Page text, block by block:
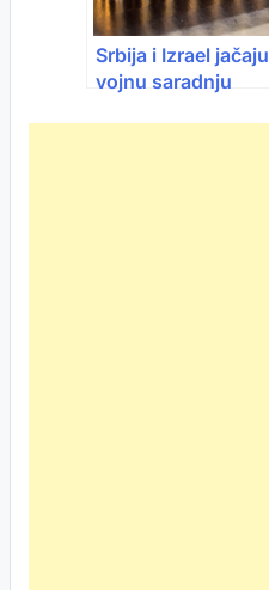
Srbija i Izrael jačaju
vojnu saradnju